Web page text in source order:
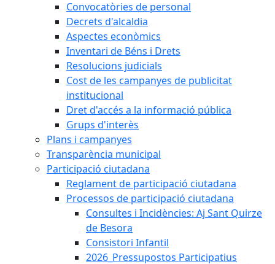
Convocatòries de personal
Decrets d'alcaldia
Aspectes econòmics
Inventari de Béns i Drets
Resolucions judicials
Cost de les campanyes de publicitat
institucional
Dret d'accés a la informació pública
Grups d'interès
Plans i campanyes
Transparència municipal
Participació ciutadana
Reglament de participació ciutadana
Processos de participació ciutadana
Consultes i Incidències: Aj Sant Quirze
de Besora
Consistori Infantil
2026_Pressupostos Participatius